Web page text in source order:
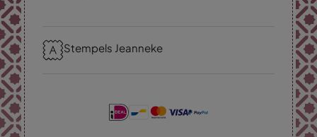
Stempels Jeanneke